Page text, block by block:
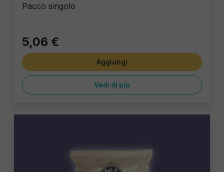
Pacco singolo
5,06 €
Aggiungi
Vedi di più